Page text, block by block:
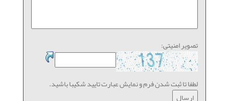
تصویر امنیتی:
لطفا تا ثبت شدن فرم و نمایش عبارت تایید شکیبا باشید.